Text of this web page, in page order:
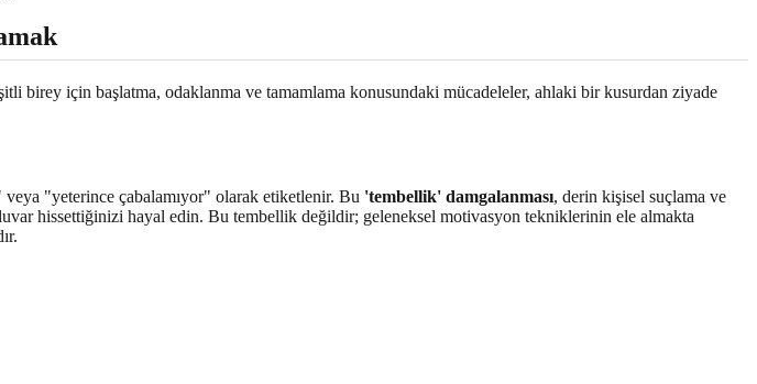
için başlatma, odaklanma ve tamamlama konusundaki mücadeleler, ahlaki bir kusurdan ziyade
"yeterince çabalamıyor" olarak etiketlenir. Bu 'tembellik' damgalanması, derin kişisel suçlama ve
hissettiğinizi hayal edin. Bu tembellik değildir; geleneksel motivasyon tekniklerinin ele almakta